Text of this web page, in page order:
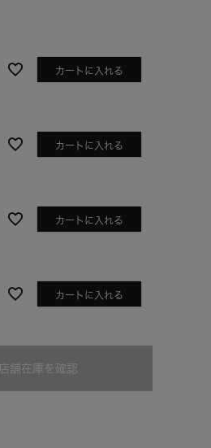
カートに入れる
カートに入れる
カートに入れる
カートに入れる
カートに入れる
店舗在庫を確認